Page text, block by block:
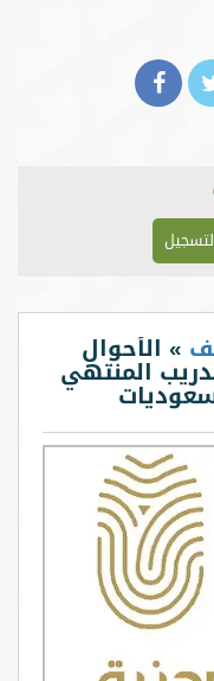
خدماتنا
الأخبار
» الأحوال
المنتهي